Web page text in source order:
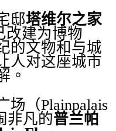
邸塔维尔之家
改建为博物
的文物和与城
人对这座城市
。
场（Plainpalais
非凡的普兰帕